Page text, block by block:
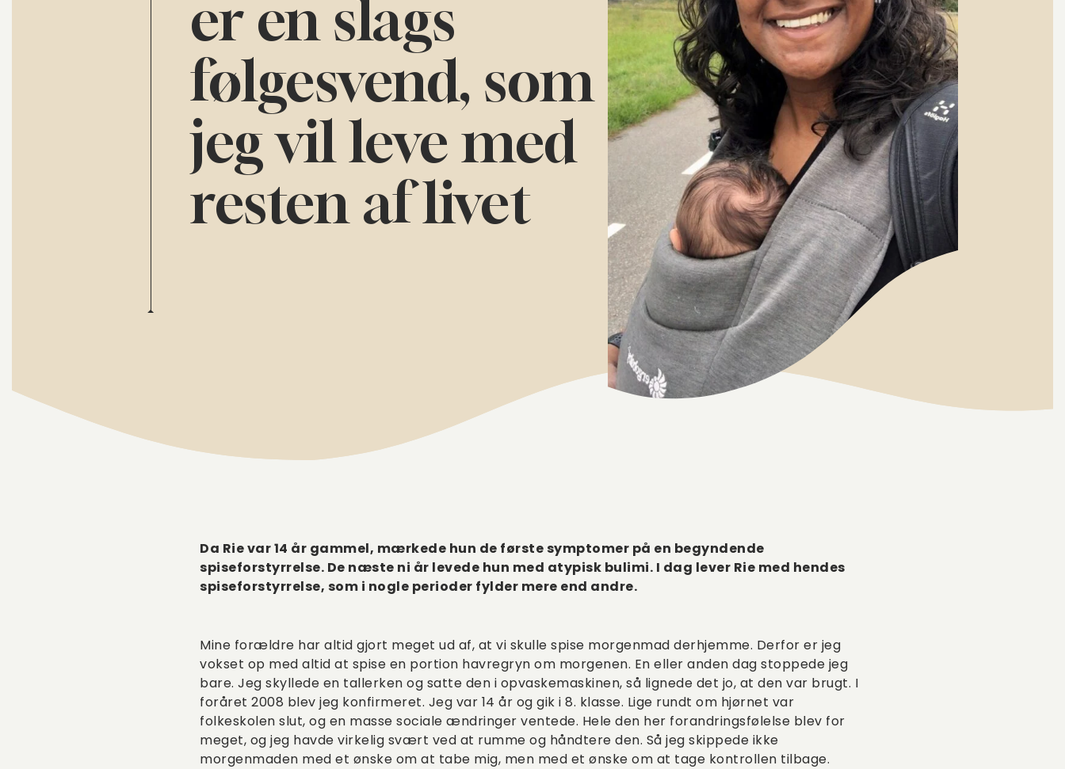
er en slags
følgesvend, som
jeg vil leve med
resten af livet
Da Rie var 14 år gammel, mærkede hun de første symptomer på en begyndende
spiseforstyrrelse. De næste ni år levede hun med atypisk bulimi. I dag lever Rie med hendes
spiseforstyrrelse, som i nogle perioder fylder mere end andre.
Mine forældre har altid gjort meget ud af, at vi skulle spise morgenmad derhjemme. Derfor er jeg
vokset op med altid at spise en portion havregryn om morgenen. En eller anden dag stoppede jeg
bare. Jeg skyllede en tallerken og satte den i opvaskemaskinen, så lignede det jo, at den var brugt. I
foråret 2008 blev jeg konfirmeret. Jeg var 14 år og gik i 8. klasse. Lige rundt om hjørnet var
folkeskolen slut, og en masse sociale ændringer ventede. Hele den her forandringsfølelse blev for
meget, og jeg havde virkelig svært ved at rumme og håndtere den. Så jeg skippede ikke
morgenmaden med et ønske om at tabe mig, men med et ønske om at tage kontrollen tilbage.